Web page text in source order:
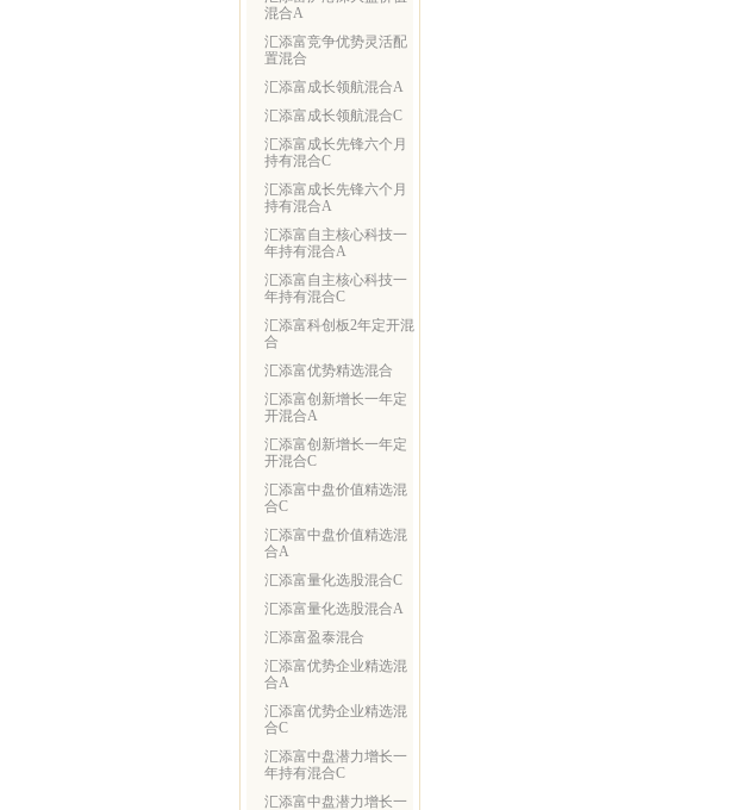
混合A
汇添富竞争优势灵活配
置混合
汇添富成长领航混合A
汇添富成长领航混合C
汇添富成长先锋六个月
持有混合C
汇添富成长先锋六个月
持有混合A
汇添富自主核心科技一
年持有混合A
汇添富自主核心科技一
年持有混合C
汇添富科创板2年定开混
合
汇添富优势精选混合
汇添富创新增长一年定
开混合A
汇添富创新增长一年定
开混合C
汇添富中盘价值精选混
合C
汇添富中盘价值精选混
合A
汇添富量化选股混合C
汇添富量化选股混合A
汇添富盈泰混合
汇添富优势企业精选混
合A
汇添富优势企业精选混
合C
汇添富中盘潜力增长一
年持有混合C
汇添富中盘潜力增长一